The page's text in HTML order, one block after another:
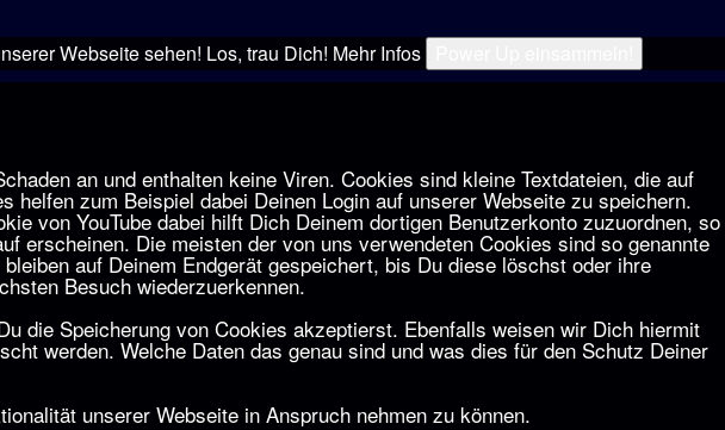
Webseite sehen! Los, trau Dich! Mehr Infos
an und enthalten keine Viren. Cookies sind kleine Textdateien, die auf
zum Beispiel dabei Deinen Login auf unserer Webseite zu speichern.
von YouTube dabei hilft Dich Deinem dortigen Benutzerkonto zuzuordnen, so
erscheinen. Die meisten der von uns verwendeten Cookies sind so genannte
auf Deinem Endgerät gespeichert, bis Du diese löschst oder ihre
Besuch wiederzuerkennen.
die Speicherung von Cookies akzeptierst. Ebenfalls weisen wir Dich hiermit
werden. Welche Daten das genau sind und was dies für den Schutz Deiner
unserer Webseite in Anspruch nehmen zu können.